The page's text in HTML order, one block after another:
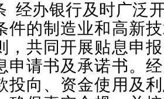
办银行及时广泛开
件的制造业和高新
，共同开展贴息申
申请书及承诺书。
投向、资金使用及